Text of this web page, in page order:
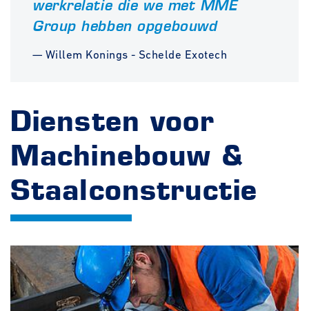
werkrelatie die we met MME
Group hebben opgebouwd
— Willem Konings - Schelde Exotech
Diensten voor
Machinebouw &
Staalconstructie